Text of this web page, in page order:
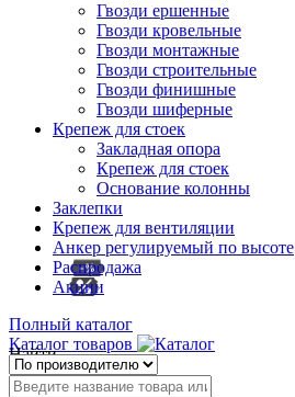
Гвозди ершенные
Гвозди кровельные
Гвозди монтажные
Гвозди строительные
Гвозди финишные
Гвозди шиферные
Крепеж для стоек
Закладная опора
Крепеж для стоек
Основание колонны
Заклепки
Крепеж для вентиляции
Анкер регулируемый по высоте
Распродажа
Акции
Полный каталог
Каталог товаров
Найти